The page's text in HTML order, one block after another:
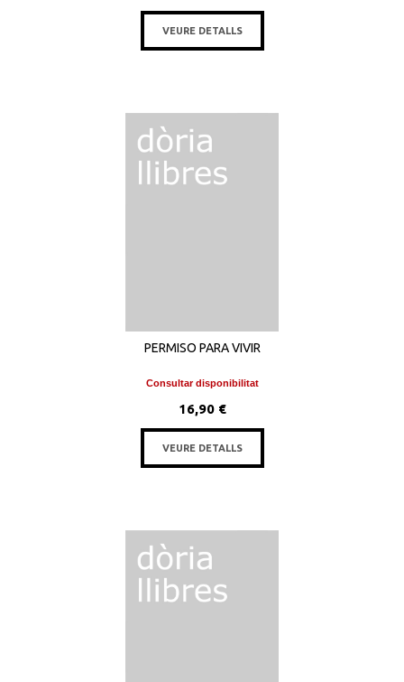
VEURE DETALLS
PERMISO PARA VIVIR
Consultar disponibilitat
16,90 €
VEURE DETALLS